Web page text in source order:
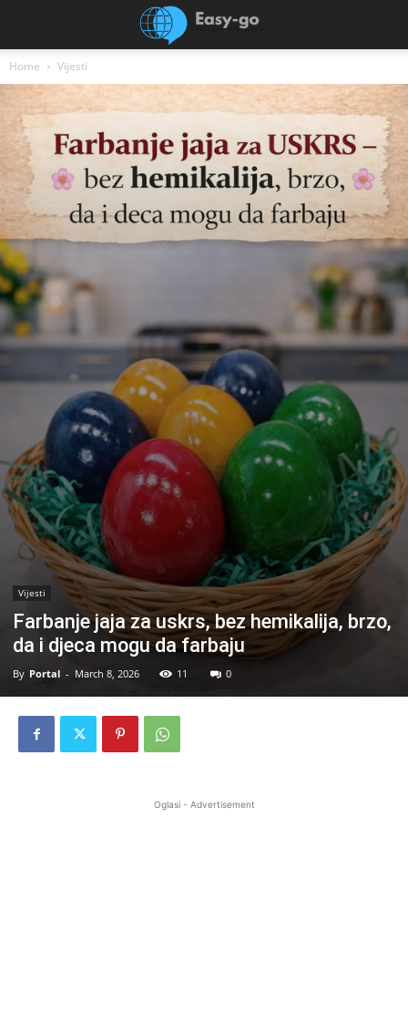
Home Vijesti
Vijesti
Farbanje jaja za uskrs, bez hemikalija, brzo,
da i djeca mogu da farbaju
By Portal - March 8, 2026 11 0
Oglasi - Advertisement